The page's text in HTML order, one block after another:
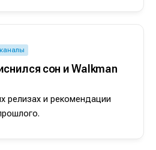
сон и Walkman
релизах и рекомендации